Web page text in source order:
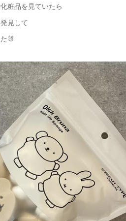
粧品を見ていたら
見して
🐰